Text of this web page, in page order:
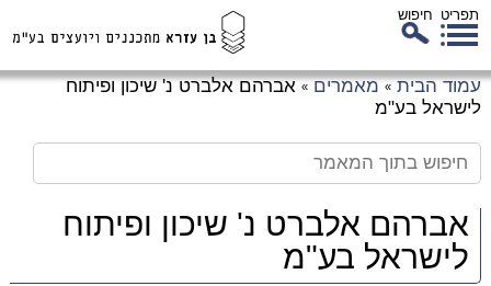
תפריט חיפוש
עמוד הבית » מאמרים » אברהם אלברט נ' שיכון ופיתוח
לישראל בע"מ
אברהם אלברט נ' שיכון ופיתוח
לישראל בע"מ